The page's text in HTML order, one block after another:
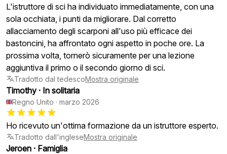
L'istruttore di sci ha individuato immediatamente, con una
sola occhiata, i punti da migliorare. Dal corretto
allacciamento degli scarponi all'uso più efficace dei
bastoncini, ha affrontato ogni aspetto in poche ore. La
prossima volta, tornerò sicuramente per una lezione
aggiuntiva il primo o il secondo giorno di sci.
Tradotto dal tedescoMostra originale
Timothy · In solitaria
Regno Unito · marzo 2026
Ho ricevuto un'ottima formazione da un istruttore esperto.
Tradotto dall'ingleseMostra originale
Jeroen · Famiglia